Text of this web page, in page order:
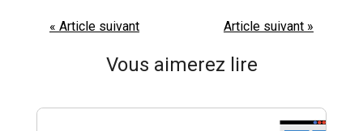
« Article suivant Article suivant »
Vous aimerez lire